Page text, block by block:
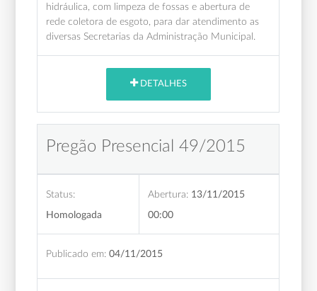
hidráulica, com limpeza de fossas e abertura de
rede coletora de esgoto, para dar atendimento as
diversas Secretarias da Administração Municipal.
DETALHES
Pregão Presencial 49/2015
Status:
Homologada
Abertura: 13/11/2015
00:00
Publicado em: 04/11/2015